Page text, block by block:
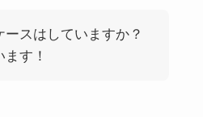
ースはしていますか？
す！